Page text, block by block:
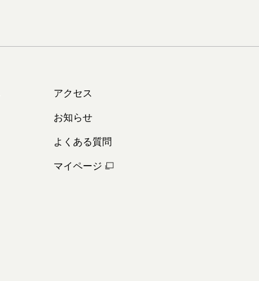
アクセス
お知らせ
よくある質問
マイページ